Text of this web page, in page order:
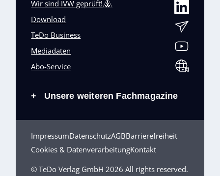
Wir sind IVW geprüft!
Download
TeDo Business
Mediadaten
Abo-Service
+ Unsere weiteren Fachmagazine
ImpressumDatenschutzAGBBarrierefreiheit
Cookies & DatenverarbeitungKontakt
© TeDo Verlag GmbH 2026 All rights reserved.